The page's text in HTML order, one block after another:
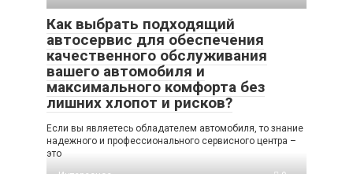
Как выбрать подходящий
автосервис для обеспечения
качественного обслуживания
вашего автомобиля и
максимального комфорта без
лишних хлопот и рисков?
Если вы являетесь обладателем автомобиля, то знание
надежного и профессионального сервисного центра –
это